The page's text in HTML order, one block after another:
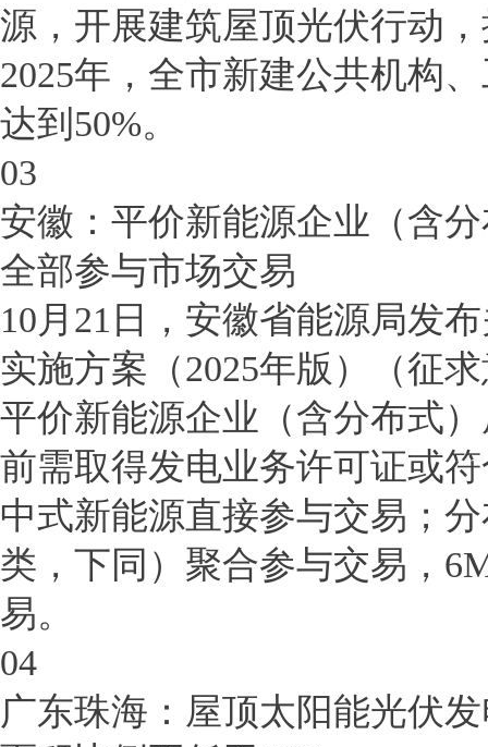
源，开展建筑屋顶光伏行动
2025年，全市新建公共机构
达到50%。
03
安徽：平价新能源企业（含
全部参与市场交易
10月21日，安徽省能源局发
实施方案（2025年版）（征
平价新能源企业（含分布式
前需取得发电业务许可证或
中式新能源直接参与交易；
类，下同）聚合参与交易，
易。
04
广东珠海：屋顶太阳能光伏